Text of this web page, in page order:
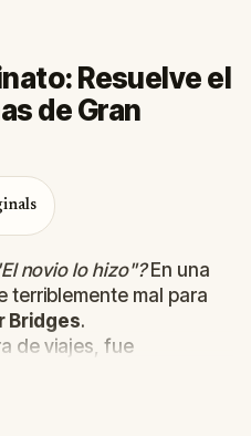
Resuelve el
de Gran
novio lo hizo"?En una
terriblemente mal para
Bridges.
de viajes, fue
la verdad.